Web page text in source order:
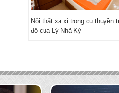
Nội thất xa xỉ trong du thuyền
đô của Lý Nhã Kỳ